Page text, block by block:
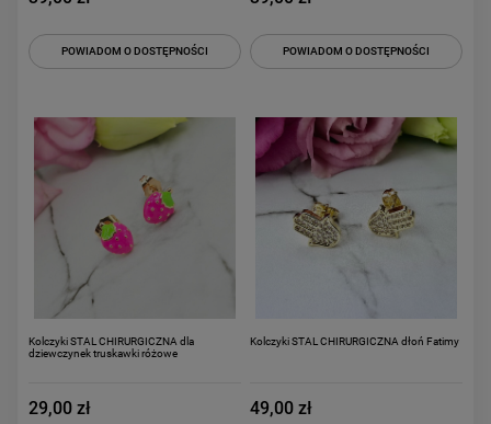
POWIADOM O DOSTĘPNOŚCI POWIADOM O DOSTĘPNOŚCI
Kolczyki STAL CHIRURGICZNA dla
dziewczynek truskawki różowe
29,00 zł
Kolczyki STAL CHIRURGICZNA dłoń Fatimy
49,00 zł